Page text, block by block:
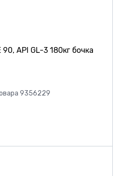
API GL-3 180кг бочка
9356229